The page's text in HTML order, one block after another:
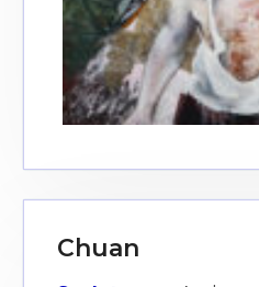
Chuan